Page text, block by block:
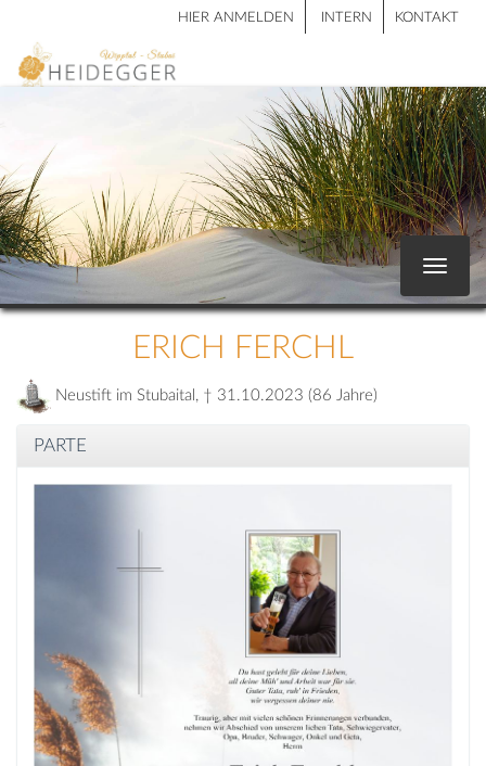
HIER ANMELDEN INTERN KONTAKT
Toggle
ERICH FERCHL
Neustift im Stubaital, † 31.10.2023 (86 Jahre)
PARTE